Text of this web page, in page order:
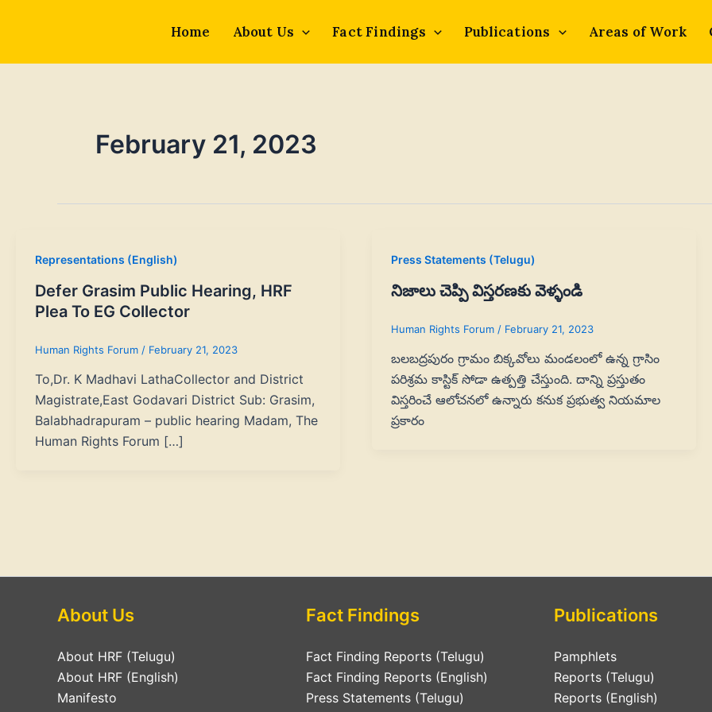
Home About Us Fact Findings Publications Areas of Work
February 21, 2023
Representations (English)
Defer Grasim Public Hearing, HRF
Plea To EG Collector
Human Rights Forum / February 21, 2023
To,Dr. K Madhavi LathaCollector and District
Magistrate,East Godavari District Sub: Grasim,
Balabhadrapuram – public hearing Madam, The
Human Rights Forum […]
Press Statements (Telugu)
నిజాలు చెప్పి విస్తరణకు వెళ్ళండి
Human Rights Forum / February 21, 2023
బలబద్రపురం గ్రామం బిక్కవోలు మండలంలో ఉన్న గ్రాసిం
పరిశ్రమ కాస్టిక్‌ సోడా ఉత్పత్తి చేస్తుంది. దాన్ని ప్రస్తుతం
విస్తరించే ఆలోచనలో ఉన్నారు కనుక ప్రభుత్వ నియమాల
ప్రకారం
About Us
About HRF (Telugu)
About HRF (English)
Manifesto
Fact Findings
Fact Finding Reports (Telugu)
Fact Finding Reports (English)
Press Statements (Telugu)
Publications
Pamphlets
Reports (Telugu)
Reports (English)